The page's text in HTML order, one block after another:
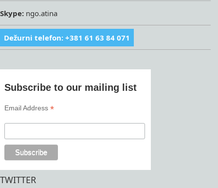
Skype: ngo.atina
Dežurni telefon: +381 61 63 84 071
Subscribe to our mailing list
Email Address*
TWITTER